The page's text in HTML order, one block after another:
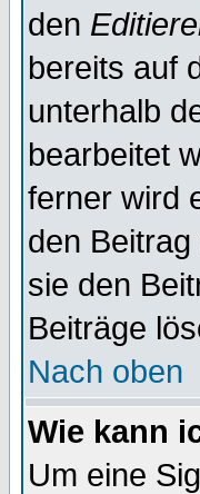
den
bereits auf
unterhalb
bearbeitet
ferner wird
den
sie den
Beiträge
Nach oben
Wie kann
Um eine